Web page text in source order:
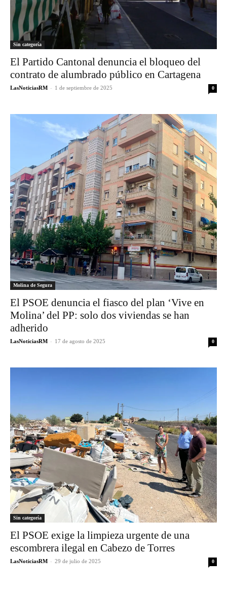
Sin categoría
El Partido Cantonal denuncia el bloqueo del
contrato de alumbrado público en Cartagena
LasNoticiasRM - 1 de septiembre de 2025 0
Molina de Segura
El PSOE denuncia el fiasco del plan ‘Vive en
Molina’ del PP: solo dos viviendas se han
adherido
LasNoticiasRM - 17 de agosto de 2025 0
Sin categoría
El PSOE exige la limpieza urgente de una
escombrera ilegal en Cabezo de Torres
LasNoticiasRM - 29 de julio de 2025 0